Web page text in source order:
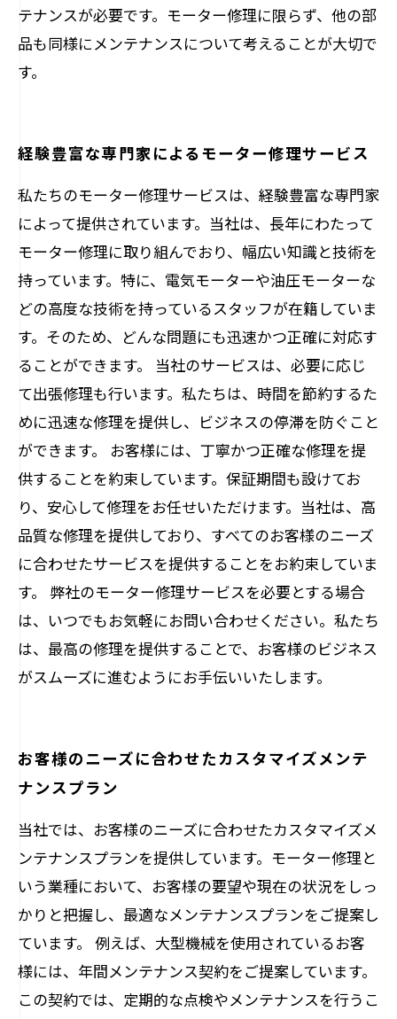
テナンスが必要です。モーター修理に限らず、他の部
品も同様にメンテナンスについて考えることが大切で
す。
経験豊富な専門家によるモーター修理サービス
私たちのモーター修理サービスは、経験豊富な専門家
によって提供されています。当社は、長年にわたって
モーター修理に取り組んでおり、幅広い知識と技術を
持っています。特に、電気モーターや油圧モーターな
どの高度な技術を持っているスタッフが在籍していま
す。そのため、どんな問題にも迅速かつ正確に対応す
ることができます。 当社のサービスは、必要に応じ
て出張修理も行います。私たちは、時間を節約するた
めに迅速な修理を提供し、ビジネスの停滞を防ぐこと
ができます。 お客様には、丁寧かつ正確な修理を提
供することを約束しています。保証期間も設けてお
り、安心して修理をお任せいただけます。当社は、高
品質な修理を提供しており、すべてのお客様のニーズ
に合わせたサービスを提供することをお約束していま
す。 弊社のモーター修理サービスを必要とする場合
は、いつでもお気軽にお問い合わせください。私たち
は、最高の修理を提供することで、お客様のビジネス
がスムーズに進むようにお手伝いいたします。
お客様のニーズに合わせたカスタマイズメンテ
ナンスプラン
当社では、お客様のニーズに合わせたカスタマイズメ
ンテナンスプランを提供しています。モーター修理と
いう業種において、お客様の要望や現在の状況をしっ
かりと把握し、最適なメンテナンスプランをご提案し
ています。 例えば、大型機械を使用されているお客
様には、年間メンテナンス契約をご提案しています。
この契約では、定期的な点検やメンテナンスを行うこ